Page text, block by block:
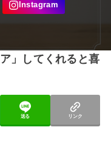
」してくれると喜
送る リンク